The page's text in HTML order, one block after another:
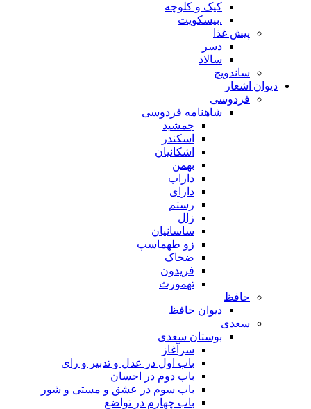
کیک و کلوچه
.بیسکویت
پیش غذا
دسر
سالاد
ساندویچ
دیوان اشعار
فردوسی
شاهنامه فردوسی
جمشید
اسکندر
اشکانیان
بهمن
داراب
دارای
رستم
زال
ساسانیان
زو طهماسپ‏
ضحاک
فریدون
تهمورث
حافظ
دیوان حافظ
سعدی
بوستان سعدی
سرآغاز
باب اول در عدل و تدبیر و رای
باب دوم در احسان
باب سوم در عشق و مستی و شور
باب چهارم در تواضع